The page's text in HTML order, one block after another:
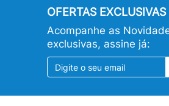
OFERTAS EXCLUSIVAS
Acompanhe as
exclusivas, assine já: